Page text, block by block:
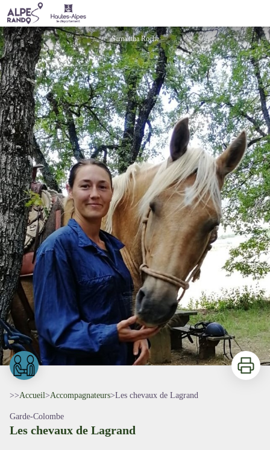
Les chevaux de Lagrand
Samantha Roche
Imprimer
>>Accueil>Accompagnateurs>Les chevaux de Lagrand
Garde-Colombe
Les chevaux de Lagrand